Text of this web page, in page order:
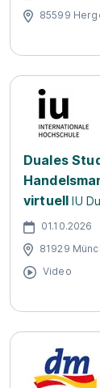
85599
Duales
virtuell IU
01.10.2026
81929
Video